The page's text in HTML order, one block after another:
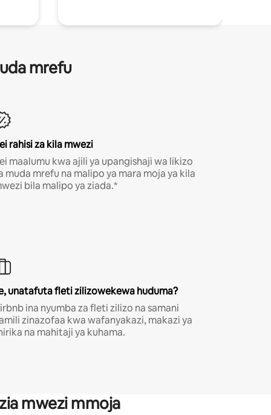
mrefu
rahisi za kila mwezi
maalumu kwa ajili ya upangishaji wa likizo
muda mrefu na malipo ya mara moja ya kila
bila malipo ya ziada.*
unatafuta fleti zilizowekewa huduma?
ina nyumba za fleti zilizo na samani
zinazofaa kwa wafanyakazi, makazi ya
na mahitaji ya kuhama.
mwezi mmoja